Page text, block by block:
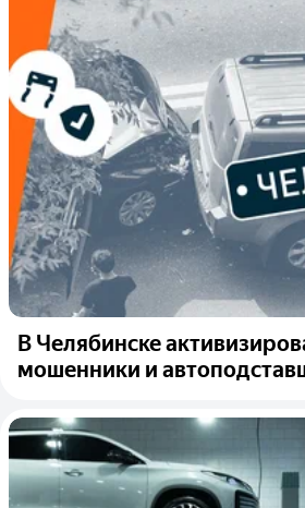
В Челябинске
мошенники и